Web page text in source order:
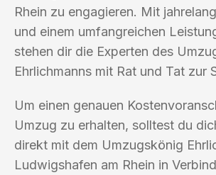
Rhein zu engagieren. Mit
und einem umfangreichen
stehen dir die Experten des
Ehrlichmanns mit Rat und Tat zur
Um einen genauen
Umzug zu erhalten, solltest du
direkt mit dem Umzugskönig
Ludwigshafen am Rhein in